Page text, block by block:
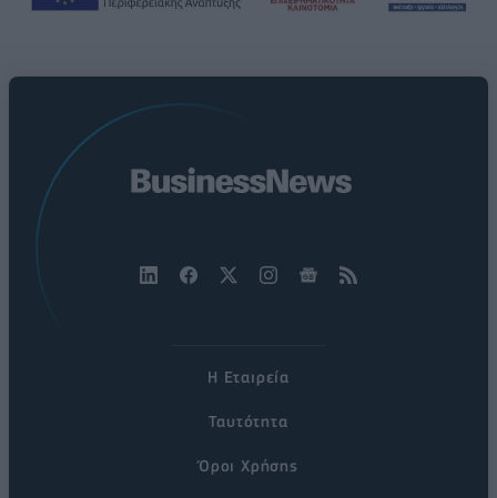
Η Εταιρεία
Ταυτότητα
Όροι Χρήσης